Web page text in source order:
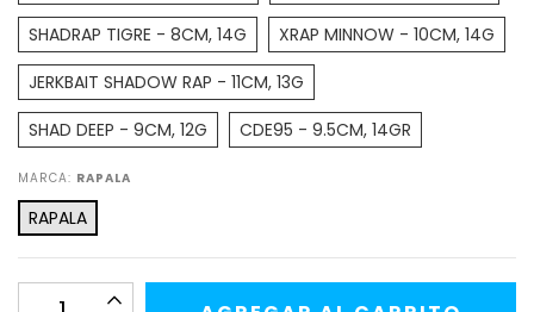
SHADRAP TIGRE - 8CM, 14G
XRAP MINNOW - 10CM, 14G
JERKBAIT SHADOW RAP - 11CM, 13G
SHAD DEEP - 9CM, 12G
CDE95 - 9.5CM, 14GR
MARCA: RAPALA
RAPALA